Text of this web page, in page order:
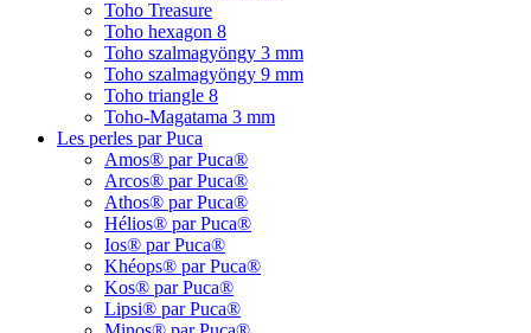
Toho Treasure
Toho hexagon 8
Toho szalmagyöngy 3 mm
Toho szalmagyöngy 9 mm
Toho triangle 8
Toho-Magatama 3 mm
Les perles par Puca
Amos® par Puca®
Arcos® par Puca®
Athos® par Puca®
Hélios® par Puca®
Ios® par Puca®
Khéops® par Puca®
Kos® par Puca®
Lipsi® par Puca®